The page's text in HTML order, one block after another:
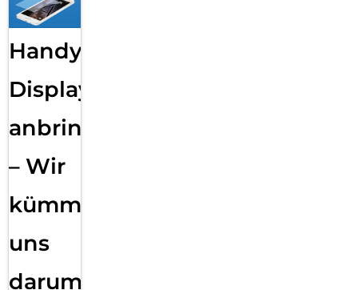
Handy
Displayfolie
anbringen
– Wir
kümmern
uns
darum!